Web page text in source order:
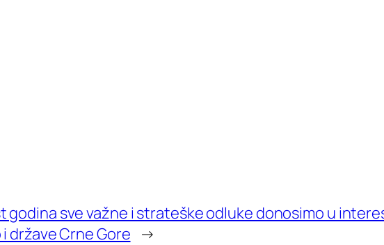
godina sve važne i strateške odluke donosimo u
države Crne Gore →